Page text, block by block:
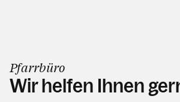
Pfarrbüro
Wir helfen Ihnen